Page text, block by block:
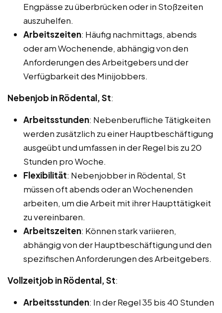
Engpässe zu überbrücken oder in Stoßzeiten
auszuhelfen.
Arbeitszeiten: Häufig nachmittags, abends
oder am Wochenende, abhängig von den
Anforderungen des Arbeitgebers und der
Verfügbarkeit des Minijobbers.
Nebenjob in Rödental, St:
Arbeitsstunden: Nebenberufliche Tätigkeiten
werden zusätzlich zu einer Hauptbeschäftigung
ausgeübt und umfassen in der Regel bis zu 20
Stunden pro Woche.
Flexibilität: Nebenjobber in Rödental, St
müssen oft abends oder an Wochenenden
arbeiten, um die Arbeit mit ihrer Haupttätigkeit
zu vereinbaren.
Arbeitszeiten: Können stark variieren,
abhängig von der Hauptbeschäftigung und den
spezifischen Anforderungen des Arbeitgebers.
Vollzeitjob in Rödental, St:
Arbeitsstunden: In der Regel 35 bis 40 Stunden